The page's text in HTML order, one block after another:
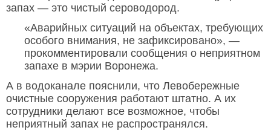
запах — это чистый сероводород.
«Аварийных ситуаций на объектах, требующих
особого внимания, не зафиксировано», —
прокомментировали сообщения о неприятном
запахе в мэрии Воронежа.
А в водоканале пояснили, что Левобережные
очистные сооружения работают штатно. А их
сотрудники делают все возможное, чтобы
неприятный запах не распространялся.